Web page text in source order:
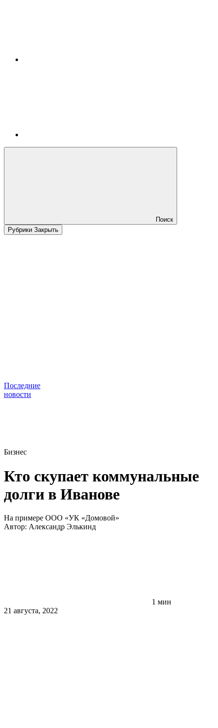
Поиск
Рубрики Закрыть
Последние
новости
Бизнес
Кто скупает коммунальные
долги в Иванове
На примере ООО «УК «Домовой»
Автор: Александр Элькинд
1 мин
21 августа, 2022